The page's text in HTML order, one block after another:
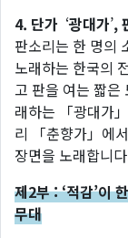
4. 단가 ‘광대가’,
판소리는 한 명의
노래하는 한국의
고 판을 여는 짧은
래하는 「광대가
리 「춘향가」에
장면을 노래합니
제2부 : ‘적감’이
무대